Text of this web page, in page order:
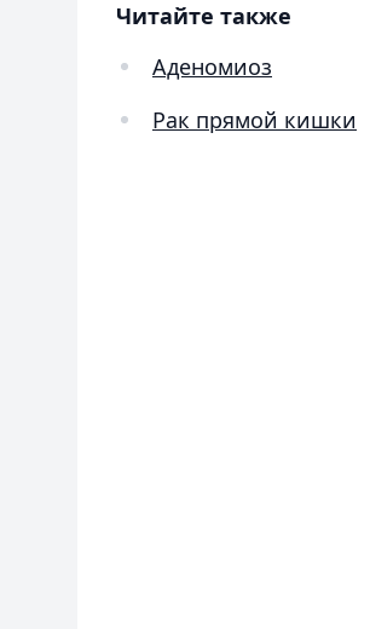
Читайте также
Аденомиоз
Рак прямой кишки